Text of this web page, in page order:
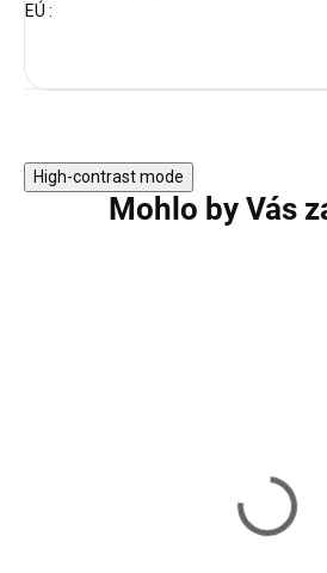
EÚ :
High-contrast mode
Mohlo by Vás